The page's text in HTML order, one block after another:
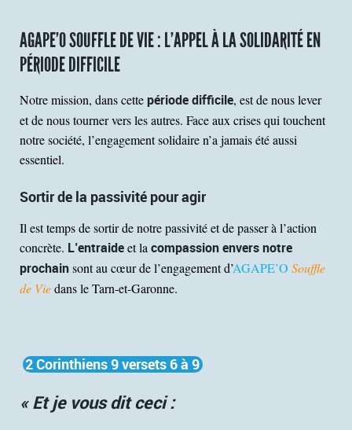
AGAPE’O SOUFFLE DE VIE : L’APPEL À LA SOLIDARITÉ EN
PÉRIODE DIFFICILE
Notre mission, dans cettepériode difficile, est de nous lever
et de nous tourner vers les autres. Face aux crises qui touchent
notre société, l’engagement solidaire n’a jamais été aussi
essentiel.
Sortir de la passivité pour agir
Il est temps de sortir de notre passivité et de passer à l’action
concrète. L’entraideet la compassion envers notre
prochainsont au cœur de l’engagement d’AGAPE’O Souffle
de Viedans le Tarn-et-Garonne.
2 Corinthiens 9 versets 6 à 9
« Et je vous dit ceci :